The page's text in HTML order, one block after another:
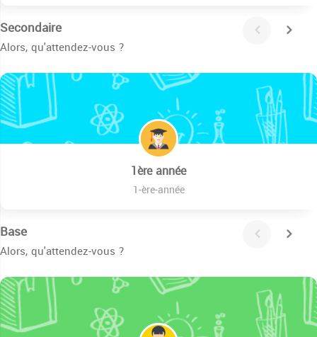
Secondaire
Alors, qu'attendez-vous ?
1ère année
1-ère-année
Base
Alors, qu'attendez-vous ?